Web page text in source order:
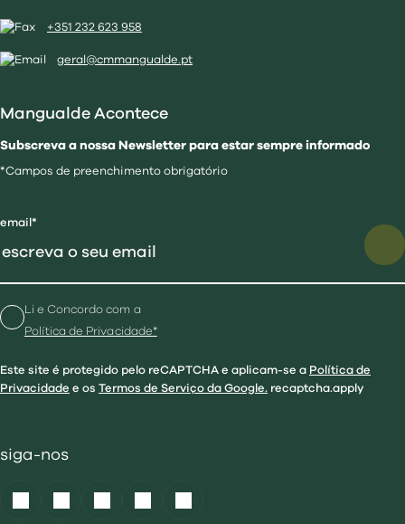
+351 232 623 958
geral@cmmangualde.pt
Mangualde Acontece
Subscreva a nossa Newsletter para estar sempre informado
*Campos de preenchimento obrigatório
email*
Li e Concordo com a
Política de Privacidade*
Este site é protegido pelo reCAPTCHA e aplicam-se a Política de
Privacidade e os Termos de Serviço da Google. recaptcha.apply
siga-nos